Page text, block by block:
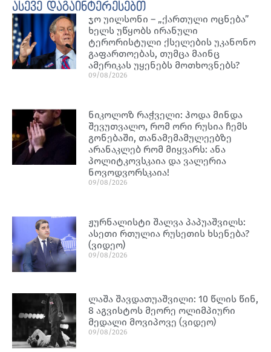
ასევე დაგაინტერესებთ
ჯო უილსონი – „ქართული ოცნება”
ხელს უწყობს ირანული
ტერორისტული ქსელების უკანონო
გაფართოებას, თუმცა მაინც
ამერიკას უყენებს მოთხოვნებს?
09/08/2026
ნიკოლოზ რაჭველი: ჰოდა მინდა
შევუთვალო, რომ ორი რუსია ჩემს
გონებაში, თანამემამულეებზე
არანაკლებ რომ მიყვარს: ანა
პოლიტკოვსკაია და ვალერია
ნოვოდვორსკაია!
09/08/2026
ჟურნალისტი შალვა პაპუაშვილს:
ასეთი რთულია რუსეთის ხსენება?
(ვიდეო)
09/08/2026
ლაშა შავდათუაშვილი: 10 წლის წინ,
8 აგვისტოს მეორე ოლიმპიური
მედალი მოვიპოვე (ვიდეო)
09/08/2026